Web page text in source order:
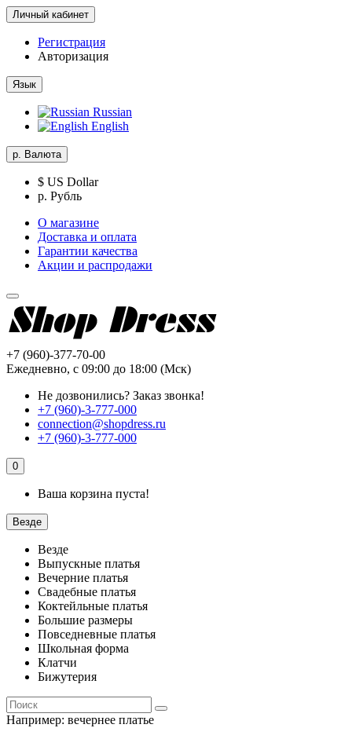
Личный кабинет
Регистрация
Авторизация
Язык
Russian
English
р. Валюта
$ US Dollar
р. Рубль
О магазине
Доставка и оплата
Гарантии качества
Акции и распродажи
+7 (960)-377-70-00
Ежедневно, с 09:00 до 18:00 (Мск)
Не дозвонились? Заказ звонка!
+7 (960)-3-777-000
connection@shopdress.ru
+7 (960)-3-777-000
0
Ваша корзина пуста!
Везде
Везде
Выпускные платья
Вечерние платья
Свадебные платья
Коктейльные платья
Большие размеры
Повседневные платья
Школьная форма
Клатчи
Бижутерия
Например: вечернее платье